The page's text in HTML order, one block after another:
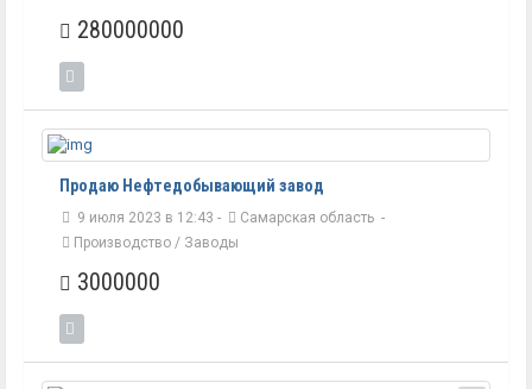
280000000
Продаю Нефтедобывающий завод
9 июля 2023 в 12:43 - Самарская область -
Производство / Заводы
3000000